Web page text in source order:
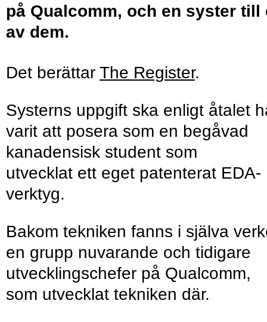
på Qualcomm, och en syster till
av dem.
Det berättar The Register.
Systerns uppgift ska enligt åtalet
varit att posera som en begåvad
kanadensisk student som
utvecklat ett eget patenterat EDA-
verktyg.
Bakom tekniken fanns i själva
en grupp nuvarande och tidigare
utvecklingschefer på Qualcomm,
som utvecklat tekniken där.